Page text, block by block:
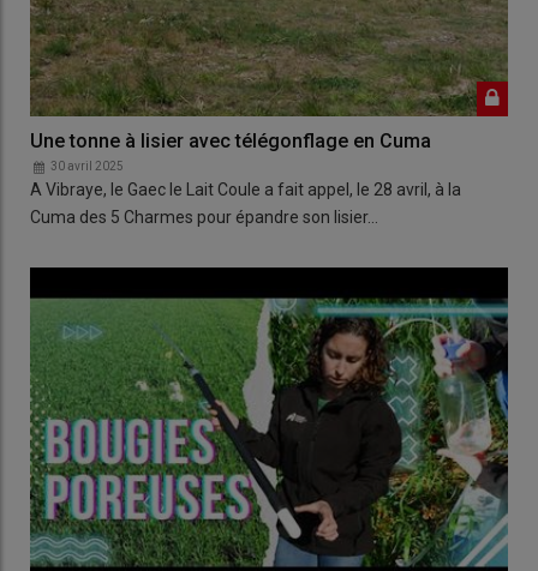
Une tonne à lisier avec télégonflage en Cuma
30 avril 2025
A Vibraye, le Gaec le Lait Coule a fait appel, le 28 avril, à la
Cuma des 5 Charmes pour épandre son lisier…